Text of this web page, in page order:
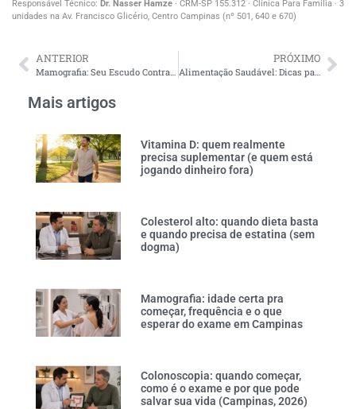
Responsável Técnico: Dr. Nasser Hamze · CRM-SP 155.312 · Clínica Para Família · 3
unidades na Av. Francisco Glicério, Centro Campinas (nº 501, 640 e 670)
ANTERIOR PRÓXIMO
Alimentação Saudável: Dicas para Melhorar sua Dieta Diária
Mais artigos
Vitamina D: quem realmente
precisa suplementar (e quem está
jogando dinheiro fora)
Colesterol alto: quando dieta basta
e quando precisa de estatina (sem
dogma)
Mamografia: idade certa pra
começar, frequência e o que
esperar do exame em Campinas
Colonoscopia: quando começar,
como é o exame e por que pode
salvar sua vida (Campinas, 2026)